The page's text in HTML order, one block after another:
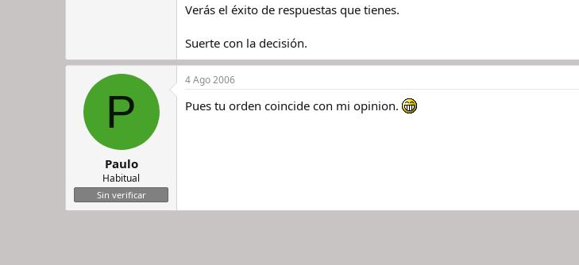
Verás el éxito de respuestas que tienes.
Suerte con la decisión.
P
Paulo
Habitual
Sin verificar
4 Ago 2006
Pues tu orden coincide con mi opinion.